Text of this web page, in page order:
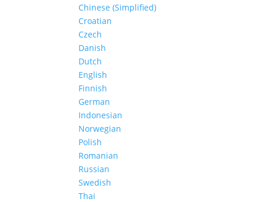
Chinese (Simplified)
Croatian
Czech
Danish
Dutch
English
Finnish
German
Indonesian
Norwegian
Polish
Romanian
Russian
Swedish
Thai